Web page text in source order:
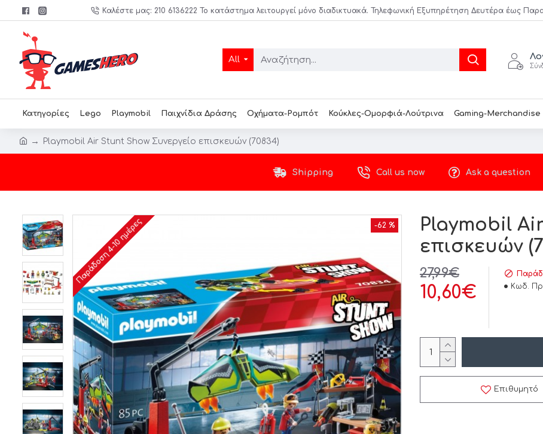
Καλέστε μας: 210 6136222 Το κατάστημα λειτουργεί μόνο διαδικτυακά. Τηλεφωνική Εξυπηρέτηση Δευτέρα έως
All
Κατηγορίες Lego Playmobil Παιχνίδια Δράσης Οχήματα-Ρομπότ Κούκλες-Ομορφιά-Λούτρινα Gaming-Merchandise
Playmobil Air Stunt Show Συνεργείο επισκευών (70834)
Shipping Call us now Ask a question
-62 %
Παράδοση 4-10 ημέρες
Playmobil
επισκευών
10,60€
27,99€
Κωδ.
Επιθυμητό